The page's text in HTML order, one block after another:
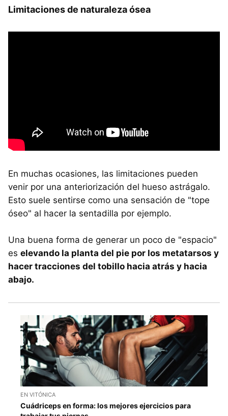
Limitaciones de naturaleza ósea
En muchas ocasiones, las limitaciones pueden
venir por una anteriorización del hueso astrágalo.
Esto suele sentirse como una sensación de "tope
óseo" al hacer la sentadilla por ejemplo.
Una buena forma de generar un poco de "espacio"
es elevando la planta del pie por los metatarsos y
hacer tracciones del tobillo hacia atrás y hacia
abajo.
EN VITÓNICA
Cuádriceps en forma: los mejores ejercicios para